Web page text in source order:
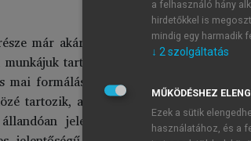
már akár fél évszázad után is csak a
tartalmával állandóan jelen
mai formálásához, Arisztotelésztől
tartozik, akinek elmélete a gyermek
jelen van a mai szakmai
a felhasználó hány
hirdetőkkel is
mindig egy harmadik
↓ 2szolgáltatás
MŰKÖDÉSHEZ
Ezek a sütik
használatához, és a